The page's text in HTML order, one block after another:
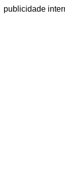
publicidade